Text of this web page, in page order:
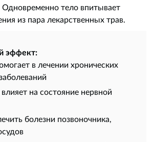
Одновременно тело впитывает
из пара лекарственных трав.
эффект:
в лечении хронических
на состояние нервной
болезни позвоночника,